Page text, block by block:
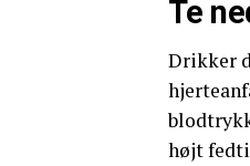
Te
Drikker
højt